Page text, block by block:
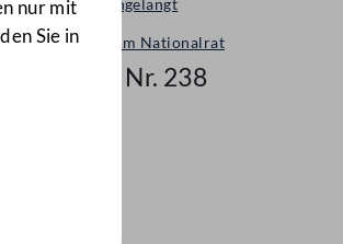
nur mit
Sie in
Neu eingelangt
Neues im Nationalrat
Mail Nr. 238